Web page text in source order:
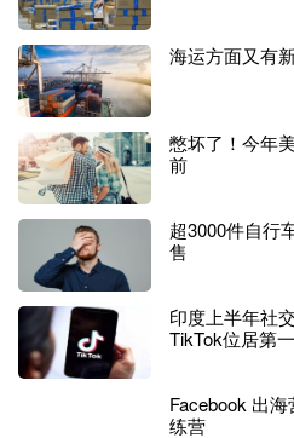
海运方面又有
憋坏了！今年
前
超3000件自行
售
印度上半年社
TikTok位居第一
Facebook 出
练营